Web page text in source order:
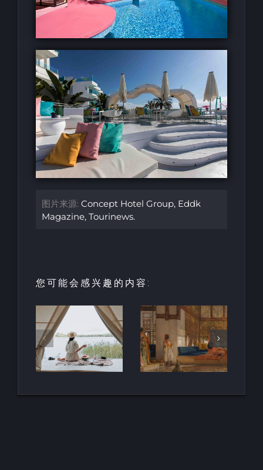
图片来源: Concept Hotel Group, Eddk
Magazine, Tourinews.
您可能会感兴趣的内容:
世界各地的
建筑：适应
沙特阿拉伯
的气候
马尔凯蒂常
数，都市主
义的演变